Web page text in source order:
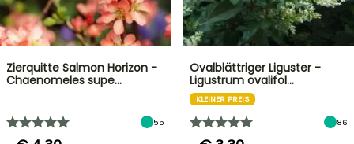
Zierquitte Salmon Horizon -
Chaenomeles supe…
55
Ovalblättriger Liguster -
Ligustrum ovalifol…
KLEINER PREIS
86